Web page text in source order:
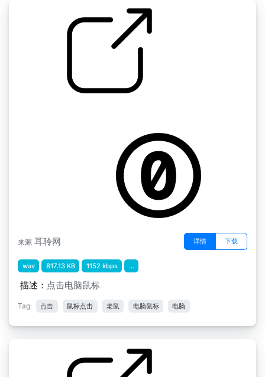
来源 耳聆网 详情 下载
wav 817.13 KB 1152 kbps ...
描述： 点击电脑鼠标
Tag: 点击 鼠标点击 老鼠 电脑鼠标 电脑